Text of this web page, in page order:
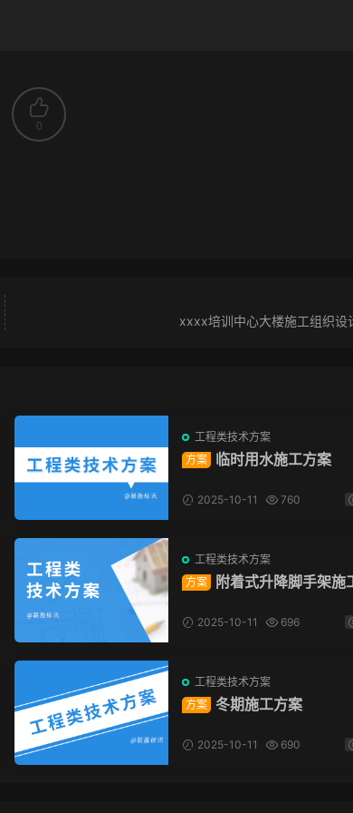
0
xxxx培训中心大楼施工组织设
工程类技术方案
方案
临时用水施工方案
2025-10-11 760
工程类技术方案
方案
附着式升降脚手架施
2025-10-11 696
工程类技术方案
方案 冬期施工方案
2025-10-11 690